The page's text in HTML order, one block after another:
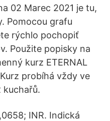
02 Marec 2021 je tu,
Pomocou grafu
rýchlo pochopiť
Použite popisky na
kurz ETERNAL
probíhá vždy ve
kuchařů.
INR. Indická